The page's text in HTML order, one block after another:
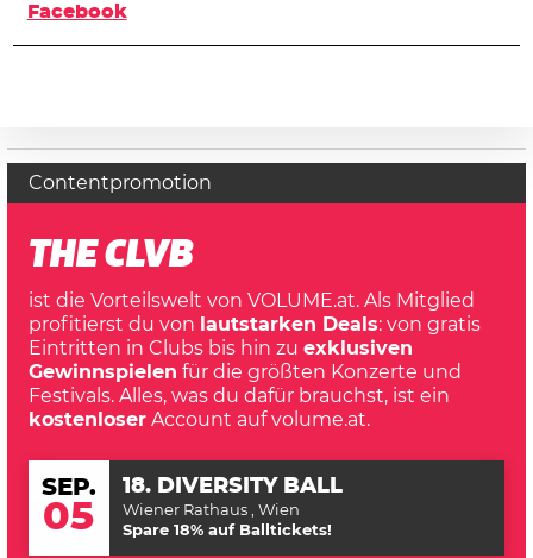
Facebook
Contentpromotion
THE CLVB
ist die Vorteilswelt von VOLUME.at. Als Mitglied
profitierst du von
lautstarken Deals: von gratis
Eintritten in Clubs bis hin zu exklusiven
Gewinnspielen für die größten Konzerte und
Festivals. Alles, was du dafür brauchst, ist ein
kostenloserAccount auf volume.at.
SEP.
05
18. DIVERSITY BALL
Wiener Rathaus , Wien
Spare 18% auf Balltickets!